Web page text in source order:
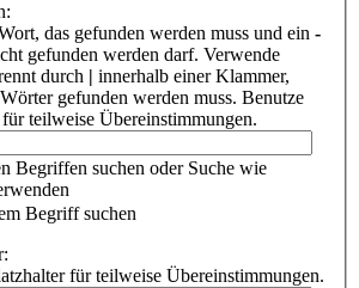
das gefunden werden muss und ein -
gefunden werden darf. Verwende
durch | innerhalb einer Klammer,
gefunden werden muss. Benutze
teilweise Übereinstimmungen.
Begriffen suchen oder Suche wie
Begriff suchen
für teilweise Übereinstimmungen.